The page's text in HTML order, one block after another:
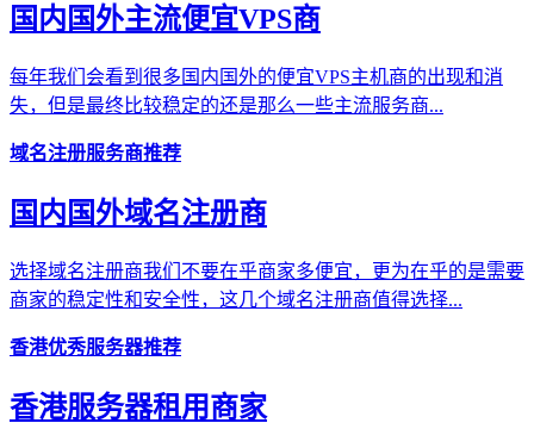
国内国外主流便宜VPS商
每年我们会看到很多国内国外的便宜VPS主机商的出现和消
失，但是最终比较稳定的还是那么一些主流服务商...
域名注册服务商推荐
国内国外域名注册商
选择域名注册商我们不要在乎商家多便宜，更为在乎的是需要
商家的稳定性和安全性，这几个域名注册商值得选择...
香港优秀服务器推荐
香港服务器租用商家